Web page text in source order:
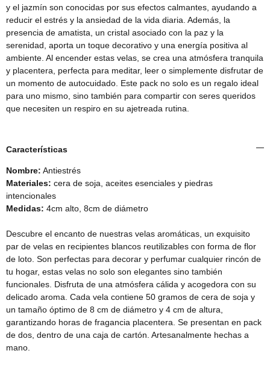
y el jazmín son conocidas por sus efectos calmantes, ayudando a
reducir el estrés y la ansiedad de la vida diaria. Además, la
presencia de amatista, un cristal asociado con la paz y la
serenidad, aporta un toque decorativo y una energía positiva al
ambiente. Al encender estas velas, se crea una atmósfera tranquila
y placentera, perfecta para meditar, leer o simplemente disfrutar de
un momento de autocuidado. Este pack no solo es un regalo ideal
para uno mismo, sino también para compartir con seres queridos
que necesiten un respiro en su ajetreada rutina.
Características
Nombre: Antiestrés
Materiales: cera de soja, aceites esenciales y piedras
intencionales
Medidas: 4cm alto, 8cm de diámetro
Descubre el encanto de nuestras velas aromáticas, un exquisito
par de velas en recipientes blancos reutilizables con forma de flor
de loto. Son perfectas para decorar y perfumar cualquier rincón de
tu hogar, estas velas no solo son elegantes sino también
funcionales. Disfruta de una atmósfera cálida y acogedora con su
delicado aroma. Cada vela contiene 50 gramos de cera de soja y
un tamaño óptimo de 8 cm de diámetro y 4 cm de altura,
garantizando horas de fragancia placentera. Se presentan en pack
de dos, dentro de una caja de cartón. Artesanalmente hechas a
mano.